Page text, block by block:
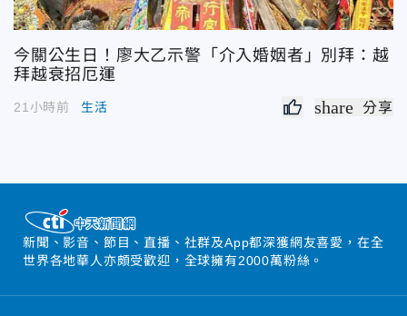
今關公生日！廖大乙示警「介入婚姻者」別拜：越
拜越衰招厄運
21小時前 生活 share 分享
新聞、影音、節目、直播、社群及App都深獲網友喜愛，在全
世界各地華人亦頗受歡迎，全球擁有2000萬粉絲。